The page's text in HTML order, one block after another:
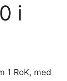
i
1 RoK, med